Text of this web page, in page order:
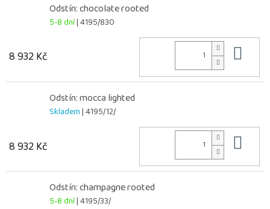
Odstín: chocolate rooted
5-8 dní| 4195/830
8 932 Kč
Odstín: mocca lighted
Skladem| 4195/12/
8 932 Kč
Odstín: champagne rooted
5-8 dní| 4195/33/